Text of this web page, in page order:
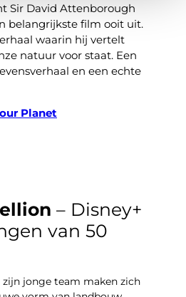
Sir David Attenborough
belangrijkste film ooit uit.
waarin hij vertelt
natuur voor staat. Een
en een echte
Planet
– Disney+
van 50
zijn jonge team maken zich